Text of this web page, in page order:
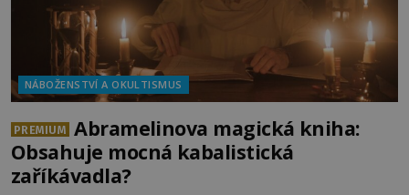
NÁBOŽENSTVÍ A OKULTISMUS
PREMIUM
Abramelinova magická kniha:
Obsahuje mocná kabalistická
zaříkávadla?